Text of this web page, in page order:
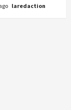
laredaction